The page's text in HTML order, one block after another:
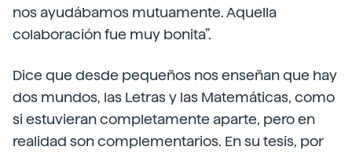
nos ayudábamos mutuamente. Aquella
colaboración fue muy bonita”.
Dice que desde pequeños nos enseñan que hay
dos mundos, las Letras y las Matemáticas, como
si estuvieran completamente aparte, pero en
realidad son complementarios. En su tesis, por